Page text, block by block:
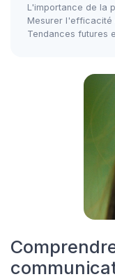
L'importance de la
Mesurer l'efficacité
Tendances futures